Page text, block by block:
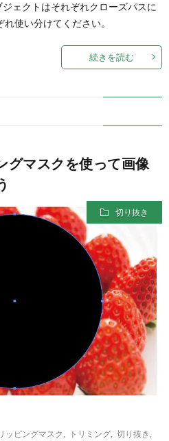
ェクトはそれぞれクローズパスに
使い分けてください。
続きを読む
マスクを使って画像
切り抜き
ッピングマスク トリミング 切り抜き